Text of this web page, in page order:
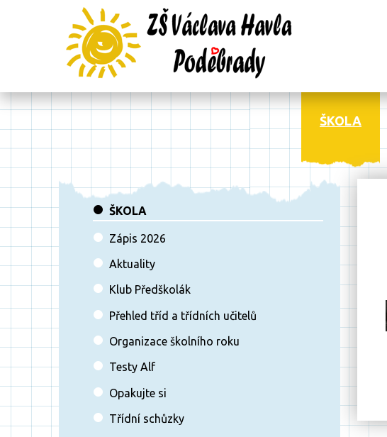
ŠKOLA
ŠKOLA
Zápis 2026
Aktuality
Klub Předškolák
Přehled tříd a třídních učitelů
Organizace školního roku
Testy Alf
Opakujte si
Třídní schůzky